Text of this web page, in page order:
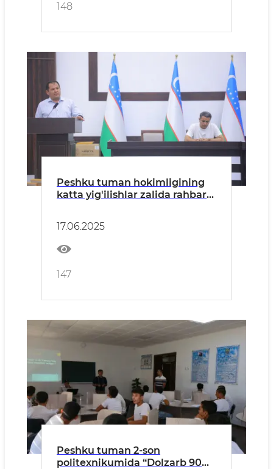
148
Peshku tuman hokimligining
katta yig'ilishlar zalida rahbar
17.06.2025
147
Peshku tuman 2-son
politexnikumida “Dolzarb 90